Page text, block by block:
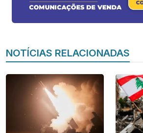
NOTÍCIAS RELACIONADAS